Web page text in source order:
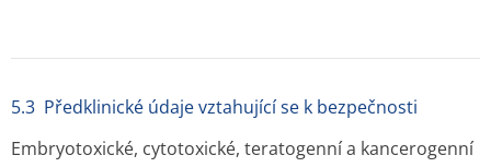
Voda na injekci
Kyselina chlorovodíková